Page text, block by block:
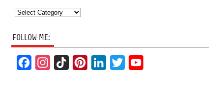
Categories
FOLLOW ME: